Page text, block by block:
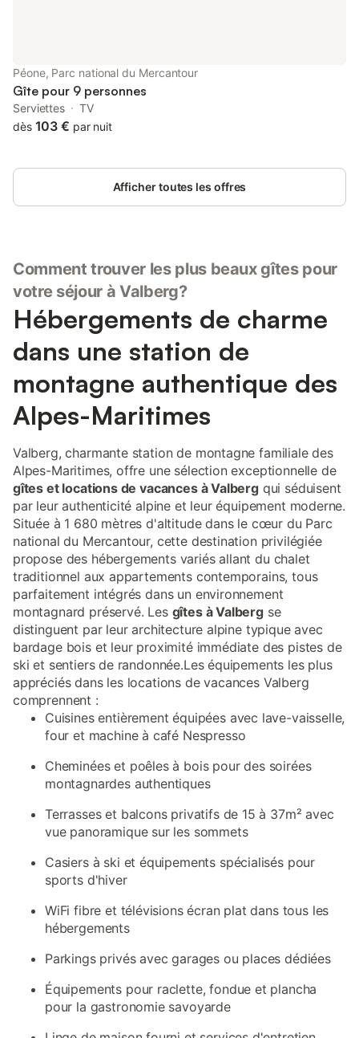
Péone, Parc national du Mercantour
Gîte pour 9 personnes
Serviettes
TV
dès 103 € par nuit
Afficher toutes les offres
Comment trouver les plus beaux gîtes pour
votre séjour à Valberg?
Hébergements de charme
dans une station de
montagne authentique des
Alpes-Maritimes
Valberg, charmante station de montagne familiale des
Alpes-Maritimes, offre une sélection exceptionnelle de
gîtes et locations de vacances à Valbergqui séduisent
par leur authenticité alpine et leur équipement moderne.
Située à 1 680 mètres d'altitude dans le cœur du Parc
national du Mercantour, cette destination privilégiée
propose des hébergements variés allant du chalet
traditionnel aux appartements contemporains, tous
parfaitement intégrés dans un environnement
montagnard préservé. Les gîtes à Valbergse
distinguent par leur architecture alpine typique avec
bardage bois et leur proximité immédiate des pistes de
ski et sentiers de randonnée.Les équipements les plus
appréciés dans les locations de vacances Valberg
comprennent :
Cuisines entièrement équipées avec lave-vaisselle,
four et machine à café Nespresso
Cheminées et poêles à bois pour des soirées
montagnardes authentiques
Terrasses et balcons privatifs de 15 à 37m² avec
vue panoramique sur les sommets
Casiers à ski et équipements spécialisés pour
sports d'hiver
WiFi fibre et télévisions écran plat dans tous les
hébergements
Parkings privés avec garages ou places dédiées
Équipements pour raclette, fondue et plancha
pour la gastronomie savoyarde